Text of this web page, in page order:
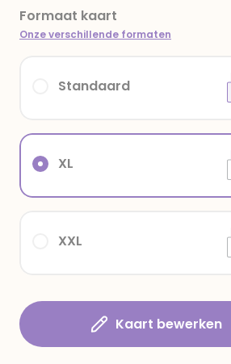
Formaat kaart
Onze verschillende formaten
XXL
XL
Standaard
Kaart bewerken